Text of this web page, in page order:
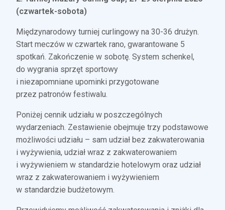
(czwartek-sobota)
Międzynarodowy turniej curlingowy na 30-36 drużyn.
Start meczów w czwartek rano, gwarantowane 5
spotkań. Zakończenie w sobotę. System schenkel,
do wygrania sprzęt sportowy
i niezapomnianeupominki przygotowane
przez patronów festiwalu.
Poniżej cennik udziału w poszczególnych
wydarzeniach. Zestawienie obejmuje trzy podstawowe
możliwości udziału – sam udział bez zakwaterowania
i wyżywienia, udział wraz z zakwaterowaniem
i wyżywieniem w standardzie hotelowym oraz udział
wraz z zakwaterowaniem i wyżywieniem
w standardzie budżetowym.